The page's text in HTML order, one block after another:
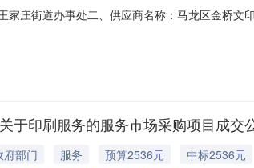
家庄街道办事处二、供应商名称：马龙区金桥
七、其它事项：详见附件中的合同文件八、联
于印刷服务的服务市场采购项目成交
府部门 服务 预算2536元
中标2536元